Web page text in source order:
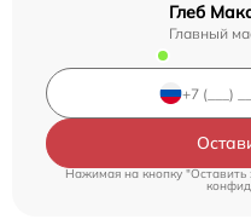
Глеб
Главный
Нажимая на кнопку "Оставить